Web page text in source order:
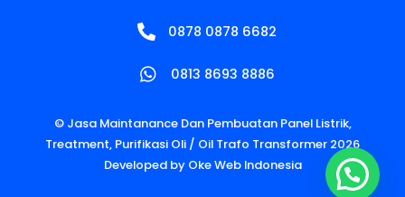
0878 0878 6682
0813 8693 8886
© Jasa Maintanance Dan Pembuatan Panel Listrik,
Treatment, Purifikasi Oli / Oil Trafo Transformer 2026
Developed by Oke Web Indonesia